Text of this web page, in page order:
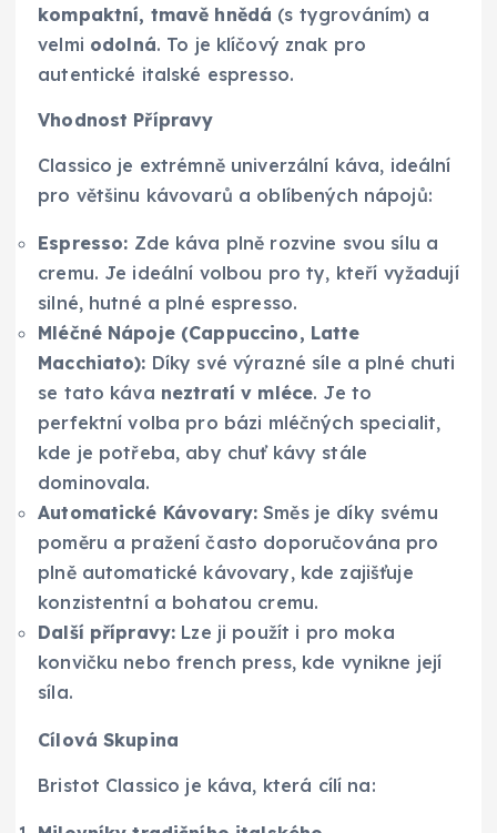
kompaktní, tmavě hnědá (s tygrováním) a
velmi odolná. To je klíčový znak pro
autentické italské espresso.
Vhodnost Přípravy
Classico je extrémně univerzální káva, ideální
pro většinu kávovarů a oblíbených nápojů:
Espresso: Zde káva plně rozvine svou sílu a
cremu. Je ideální volbou pro ty, kteří vyžadují
silné, hutné a plné espresso.
Mléčné Nápoje (Cappuccino, Latte
Macchiato): Díky své výrazné síle a plné chuti
se tato káva neztratí v mléce. Je to
perfektní volba pro bázi mléčných specialit,
kde je potřeba, aby chuť kávy stále
dominovala.
Automatické Kávovary: Směs je díky svému
poměru a pražení často doporučována pro
plně automatické kávovary, kde zajišťuje
konzistentní a bohatou cremu.
Další přípravy: Lze ji použít i pro moka
konvičku nebo french press, kde vynikne její
síla.
Cílová Skupina
Bristot Classico je káva, která cílí na: